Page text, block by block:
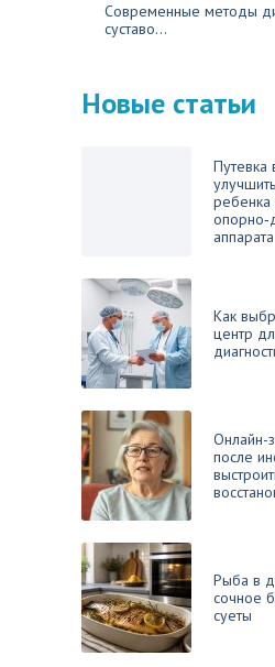
Современные методы
суставо...
Новые статьи
Путевка
аппарата
Как
центр
Онлайн-
после
Рыба в
сочное
суеты